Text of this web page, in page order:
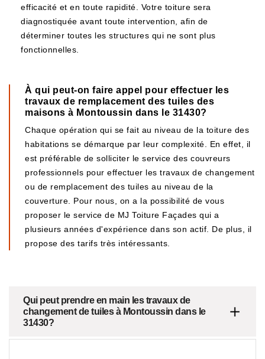
efficacité et en toute rapidité. Votre toiture sera
diagnostiquée avant toute intervention, afin de
déterminer toutes les structures qui ne sont plus
fonctionnelles.
À qui peut-on faire appel pour effectuer les
travaux de remplacement des tuiles des
maisons à Montoussin dans le 31430?
Chaque opération qui se fait au niveau de la toiture des
habitations se démarque par leur complexité. En effet, il
est préférable de solliciter le service des couvreurs
professionnels pour effectuer les travaux de changement
ou de remplacement des tuiles au niveau de la
couverture. Pour nous, on a la possibilité de vous
proposer le service de MJ Toiture Façades qui a
plusieurs années d'expérience dans son actif. De plus, il
propose des tarifs très intéressants.
Qui peut prendre en main les travaux de
changement de tuiles à Montoussin dans le
31430?